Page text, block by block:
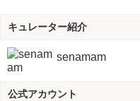
キュレーター紹介
senamam
公式アカウント